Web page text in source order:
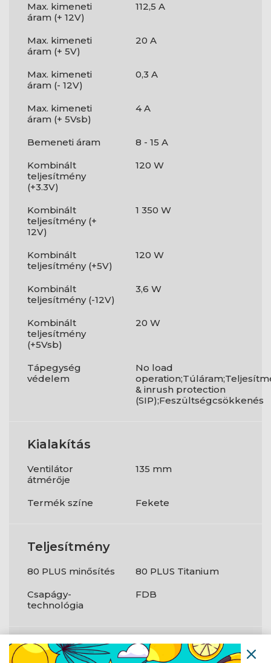
Max. kimeneti
áram (+ 12V)
112,5 A
Max. kimeneti
áram (+ 5V)
20 A
Max. kimeneti
áram (- 12V)
0,3 A
Max. kimeneti
áram (+ 5Vsb)
4 A
Bemeneti áram
8 - 15 A
Kombinált
teljesítmény
(+3.3V)
120 W
Kombinált
teljesítmény (+
12V)
1 350 W
Kombinált
teljesítmény (+5V)
120 W
Kombinált
teljesítmény (-12V)
3,6 W
Kombinált
teljesítmény
(+5Vsb)
20 W
Tápegység
védelem
No load
& inrush protection
(SIP);Feszültségcsökkenés
Kialakítás
Ventilátor
átmérője
135 mm
Termék színe Fekete
Teljesítmény
80 PLUS minősítés
80 PLUS Titanium
Csapágy-
technológia
FDB
Csatlakozók